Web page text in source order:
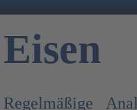
Eisen
Regelmäßige